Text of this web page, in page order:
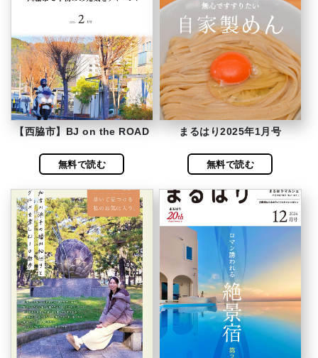
【西脇市】BJ on the ROAD
無料で読む
まるはり2025年1月号
無料で読む